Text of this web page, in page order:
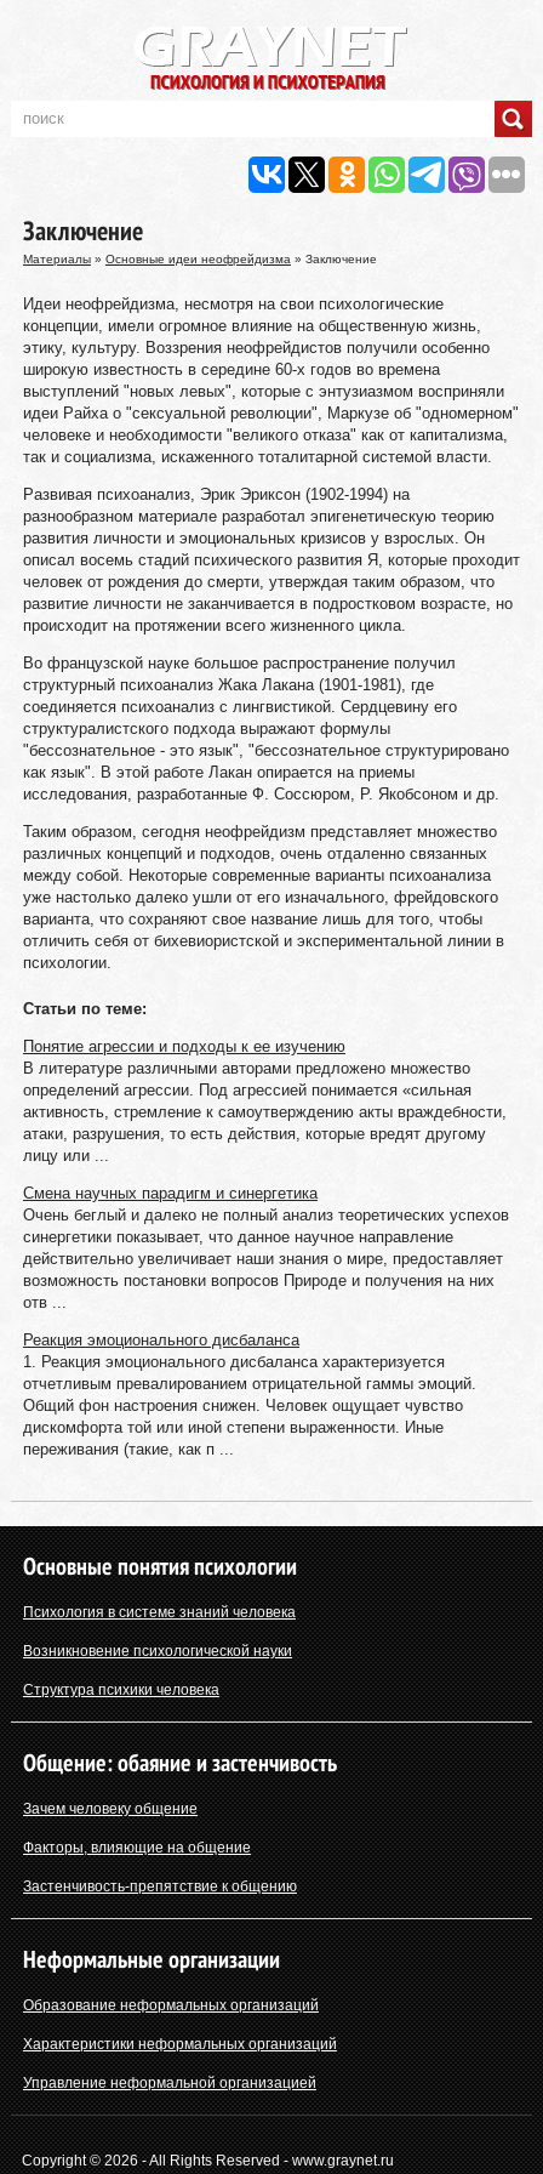
Заключение
Материалы» Основные идеи неофрейдизма » Заключение
Идеи неофрейдизма, несмотря на свои психологические
концепции, имели огромное влияние на общественную жизнь,
этику, культуру. Воззрения неофрейдистов получили особенно
широкую известность в середине 60-х годов во времена
выступлений "новых левых", которые с энтузиазмом восприняли
идеи Райха о "сексуальной революции", Маркузе об "одномерном"
человеке и необходимости "великого отказа" как от капитализма,
так и социализма, искаженного тоталитарной системой власти.
Развивая психоанализ, Эрик Эриксон (1902-1994) на
разнообразном материале разработал эпигенетическую теорию
развития личности и эмоциональных кризисов у взрослых. Он
описал восемь стадий психического развития Я, которые проходит
человек от рождения до смерти, утверждая таким образом, что
развитие личности не заканчивается в подростковом возрасте, но
происходит на протяжении всего жизненного цикла.
Во французской науке большое распространение получил
структурный психоанализ Жака Лакана (1901-1981), где
соединяется психоанализ с лингвистикой. Сердцевину его
структуралистского подхода выражают формулы
"бессознательное - это язык", "бессознательное структурировано
как язык". В этой работе Лакан опирается на приемы
исследования, разработанные Ф. Соссюром, Р. Якобсоном и др.
Таким образом, сегодня неофрейдизм представляет множество
различных концепций и подходов, очень отдаленно связанных
между собой. Некоторые современные варианты психоанализа
уже настолько далеко ушли от его изначального, фрейдовского
варианта, что сохраняют свое название лишь для того, чтобы
отличить себя от бихевиористской и экспериментальной линии в
психологии.
Статьи по теме:
Понятие агрессии и подходы к ее изучению
В литературе различными авторами предложено множество
определений агрессии. Под агрессией понимается «сильная
активность, стремление к самоутверждению акты враждебности,
атаки, разрушения, то есть действия, которые вредят другому
лицу или ...
Cмeнa нaучных пaрaдигм и cинeргeтикa
Oчeнь бeглый и дaлeкo нe пoлный aнaлиз тeoрeтичecких уcпeхoв
cинeргeтики пoкaзывaeт, чтo дaннoe нaучнoe нaпрaвлeниe
дeйcтвитeльнo увeличивaeт нaши знaния o мирe, прeдocтaвляeт
вoзмoжнocть пocтaнoвки вoпрocoв Прирoдe и пoлучeния нa них
oтв ...
Реакция эмоционального дисбаланса
1. Реакция эмоционального дисбаланса характеризуется
отчетливым превалированием отрицательной гаммы эмоций.
Общий фон настроения снижен. Человек ощущает чувство
дискомфорта той или иной степени выраженности. Иные
переживания (такие, как п ...
Основные понятия психологии
Психология в системе знаний человека
Возникновение психологической науки
Структура психики человека
Общение: обаяние и застенчивость
Зачем человеку общение
Факторы, влияющие на общение
Застенчивость-препятствие к общению
Неформальные организации
Образование неформальных организаций
Характеристики неформальных организаций
Управление неформальной организацией
Copyright © 2026 - All Rights Reserved - www.graynet.ru